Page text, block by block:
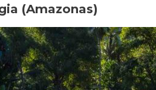
(Amazonas)